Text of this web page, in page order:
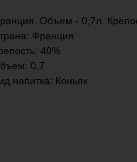
Объем - 0,7л.
Франция
40%
0,7
напитка: Коньяк